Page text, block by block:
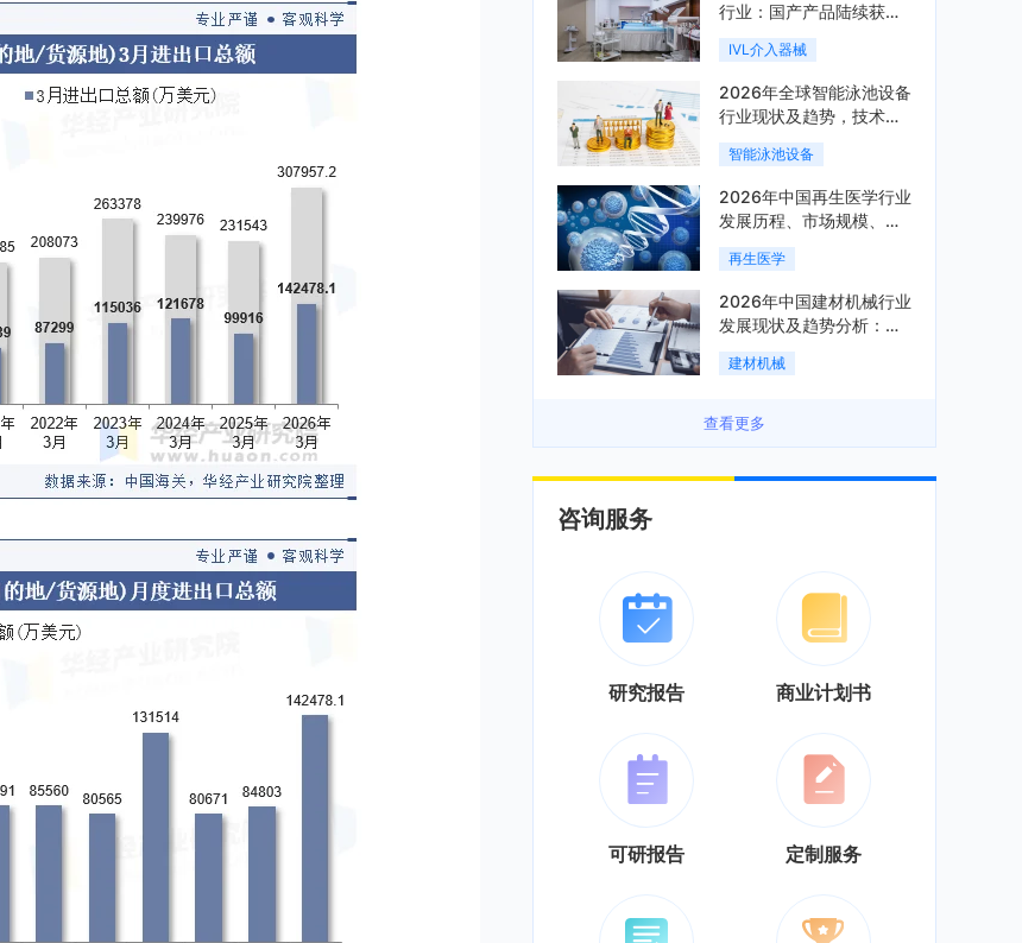
行业：国产产品陆续获
批，市场将进入持续高增
长阶段「图」
IVL介入器械
2026年全球智能泳池设备
行业现状及趋势，技术端
朝着系统集成、绿色节能
方向迭代「图」
智能泳池设备
2026年中国再生医学行业
发展历程、市场规模、相
关政策、产业链、竞争格
局及发展潜力分析「图」
再生医学
2026年中国建材机械行业
发展现状及趋势分析：企
业加速向“装备+系统+服
务”综合服务商转型「图」
建材机械
查看更多
咨询服务
研究报告 商业计划书
可研报告 定制服务